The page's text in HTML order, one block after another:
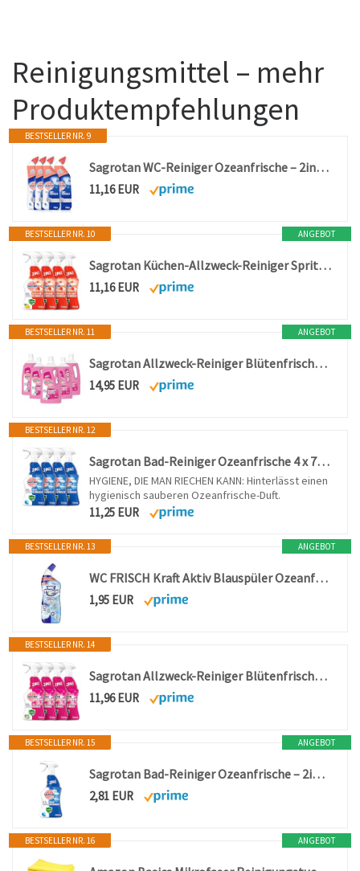
Reinigungsmittel – mehr
Produktempfehlungen
BESTSELLER NR. 9
Sagrotan WC-Reiniger Ozeanfrische – 2in1 Reinigungsmittel mit Antischmutzfilm für langanhaltende WC-Frische – 4 x 750 ml
11,16 EUR
ANGEBOT
BESTSELLER NR. 10
Sagrotan Küchen-Allzweck-Reiniger Spritzige Zitrone – 2in1 Desinfektionsreiniger für die zuverlässige Reinigung von Küchenoberflächen – 4 x 750 ml Sprühflasche
11,16 EUR
ANGEBOT
BESTSELLER NR. 11
Sagrotan Allzweck-Reiniger Blütenfrische – 2in1 Desinfektionsmittel für die zuverlässige Reinigung von Oberflächen – 5 x 1,5 l Putzmittel
14,95 EUR
BESTSELLER NR. 12
Sagrotan Bad-Reiniger Ozeanfrische 4 x 750 ml
HYGIENE, DIE MAN RIECHEN KANN: Hinterlässt einen
hygienisch sauberen Ozeanfrische-Duft.
11,25 EUR
ANGEBOT
BESTSELLER NR. 13
WC FRISCH Kraft Aktiv Blauspüler Ozeanfrische (50 g), WC Reiniger mit innovativer Geruchs-Stopp-Formel, Duftsteine für extra Frische und eine sichtbare Reinigung
1,95 EUR
BESTSELLER NR. 14
Sagrotan Allzweck-Reiniger Blütenfrische & Grüner Apfel – 2in1 Desinfektionsreiniger für die zuverlässige Reinigung von Oberflächen – 4 x 750 ml Sprühflasche
11,96 EUR
ANGEBOT
BESTSELLER NR. 15
Sagrotan Bad-Reiniger Ozeanfrische – 2in1 Desinfektionsreiniger mit Antischmutzfilm für zuverlässige Hygiene im Badezimmer – 1 x 750 ml Sprühflasche(Das Produktdesign kann abweichen.)
2,81 EUR
ANGEBOT
BESTSELLER NR. 16